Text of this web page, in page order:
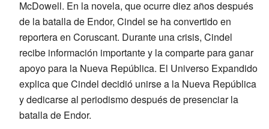
McDowell. En la novela, que ocurre diez años después
de la batalla de Endor, Cindel se ha convertido en
reportera en Coruscant. Durante una crisis, Cindel
recibe información importante y la comparte para ganar
apoyo para la Nueva República. El Universo Expandido
explica que Cindel decidió unirse a la Nueva República
y dedicarse al periodismo después de presenciar la
batalla de Endor.